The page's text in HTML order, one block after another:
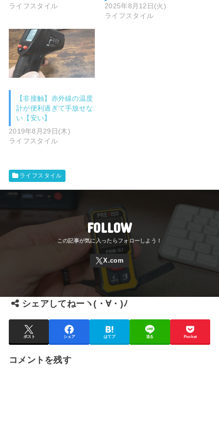
ライフスタイル
2025年8月12日(火)
ライフスタイル
【非接触】赤外線の温度
計が便利過ぎて手放せな
い【安い】
2019年8月29日(木)
ライフスタイル
ライフスタイル
FOLLOW
シェアしてねーヽ(・∀・)ﾉ
ポスト シェア はてブ 送る Pocket
コメントを残す